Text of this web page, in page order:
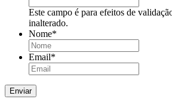
Este campo é para efeitos de
inalterado.
Nome*
Email*